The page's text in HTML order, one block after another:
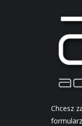
Chcesz